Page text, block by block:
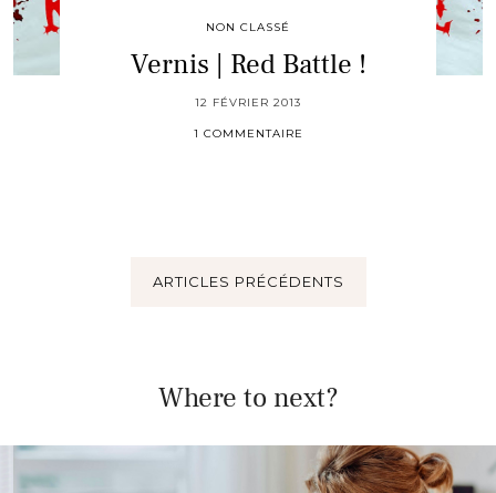
NON CLASSÉ
Vernis | Red Battle !
12 FÉVRIER 2013
1 COMMENTAIRE
ARTICLES PRÉCÉDENTS
Where to next?